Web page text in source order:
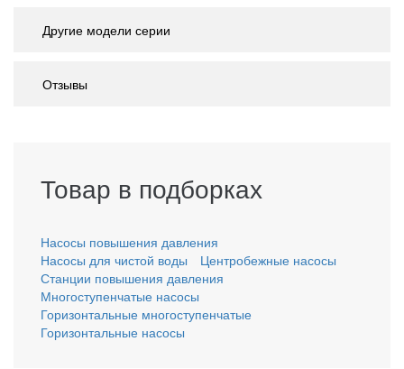
Другие модели серии
Отзывы
Товар в подборках
Насосы повышения давления
Насосы для чистой воды
Центробежные насосы
Станции повышения давления
Многоступенчатые насосы
Горизонтальные многоступенчатые
Горизонтальные насосы